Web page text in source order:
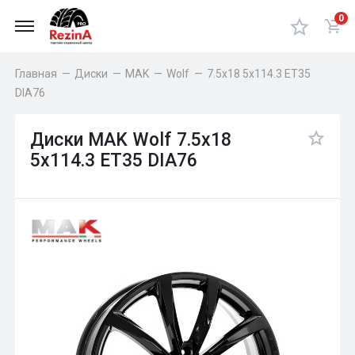
0
Главная — Диски — MAK — Wolf — 7.5x18 5x114.3 ET35
DIA76
Диски MAK Wolf 7.5x18
5x114.3 ET35 DIA76